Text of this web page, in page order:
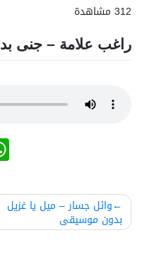
312 مشاهدة
راغب علامة – جنى
تصفّح
المقالات
وائل جسار – ميل يا غزيل
بدون موسيقى